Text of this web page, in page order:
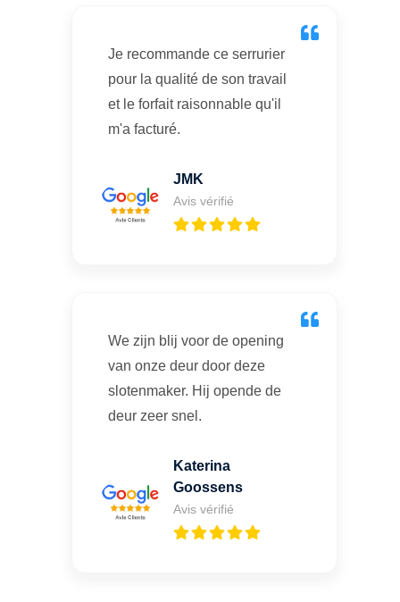
Je recommande ce serrurier
pour la qualité de son travail
et le forfait raisonnable qu'il
m'a facturé.
JMK
Avis vérifié
We zijn blij voor de opening
van onze deur door deze
slotenmaker. Hij opende de
deur zeer snel.
Katerina
Goossens
Avis vérifié